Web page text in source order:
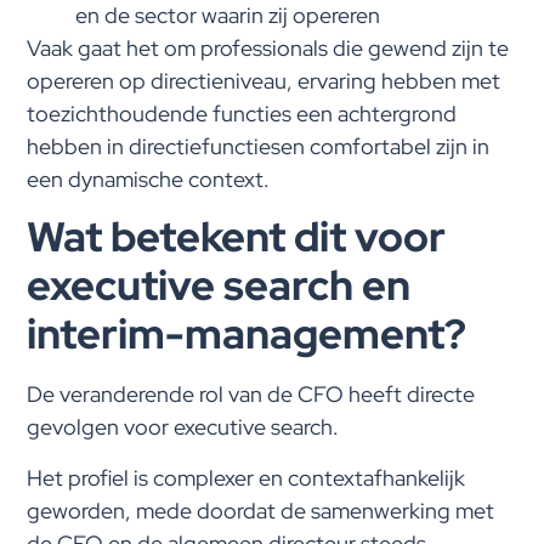
en de sector waarin zij opereren
Vaak gaat het om professionals die gewend zijn te
opereren op directieniveau, ervaring hebben met
toezichthoudende functies een achtergrond
hebben in directiefunctiesen comfortabel zijn in
een dynamische context.
Wat betekent dit voor
executive search en
interim-management?
De veranderende rol van de CFO heeft directe
gevolgen voor executive search.
Het profiel is complexer en contextafhankelijk
geworden, mede doordat de samenwerking met